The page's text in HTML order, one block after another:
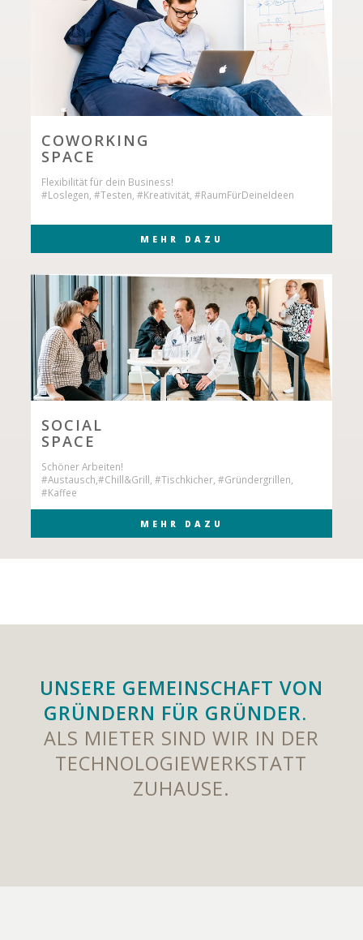
COWORKING
SPACE
Flexibilität für dein Business!
#Loslegen, #Testen, #Kreativität, #RaumFürDeineIdeen
MEHR DAZU
SOCIAL
SPACE
Schöner Arbeiten!
#Austausch,#Chill&Grill, #Tischkicher, #Gründergrillen,
#Kaffee
MEHR DAZU
UNSERE GEMEINSCHAFT VON
GRÜNDERN FÜR GRÜNDER.
ALS MIETER SIND WIR IN DER
TECHNOLOGIEWERKSTATT
ZUHAUSE.